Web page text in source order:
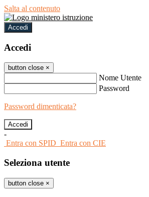
Salta al contenuto
Accedi
Accedi
button close ×
Nome Utente
Password
Password dimenticata?
-
Entra con SPID Entra con CIE
Seleziona utente
button close ×